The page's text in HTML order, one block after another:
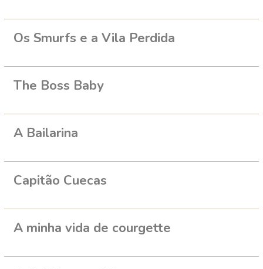
Os Smurfs e a Vila Perdida
The Boss Baby
A Bailarina
Capitão Cuecas
A minha vida de courgette